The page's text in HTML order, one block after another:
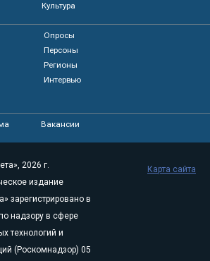
Культура
Опросы
Персоны
Регионы
Интервью
Вакансии
2026 г.
издание
зарегистрировано в
надзору в сфере
технологий и
(Роскомнадзор) 05
Карта сайта